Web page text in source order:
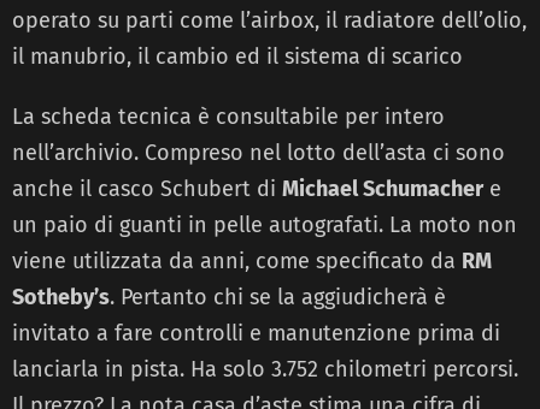
operato su parti come l’airbox, il radiatore dell’olio,
il manubrio, il cambio ed il sistema di scarico
La scheda tecnica è consultabile per intero
nell’archivio. Compreso nel lotto dell’asta ci sono
anche il casco Schubert di Michael Schumachere
un paio di guanti in pelle autografati. La moto non
viene utilizzata da anni, come specificato da RM
Sotheby’s. Pertanto chi se la aggiudicherà è
invitato a fare controlli e manutenzione prima di
lanciarla in pista. Ha solo 3.752 chilometri percorsi.